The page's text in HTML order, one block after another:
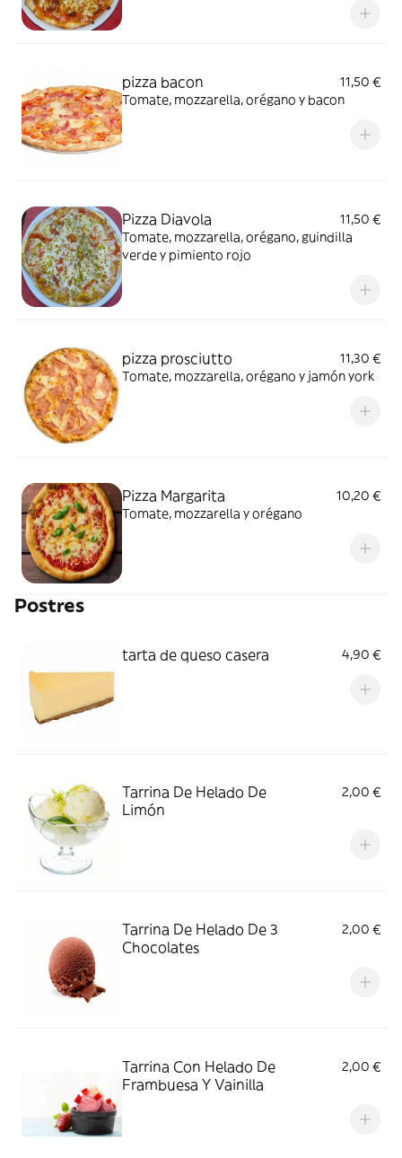
pizza bacon
11,50 €
Tomate, mozzarella, orégano y bacon
Pizza Diavola
11,50 €
Tomate, mozzarella, orégano, guindilla
verde y pimiento rojo
pizza prosciutto
11,30 €
Tomate, mozzarella, orégano y jamón york
Pizza Margarita
10,20 €
Tomate, mozzarella y orégano
Postres
tarta de queso casera 4,90 €
Tarrina De Helado De
Limón
2,00 €
Tarrina De Helado De 3
Chocolates
2,00 €
Tarrina Con Helado De
Frambuesa Y Vainilla
2,00 €